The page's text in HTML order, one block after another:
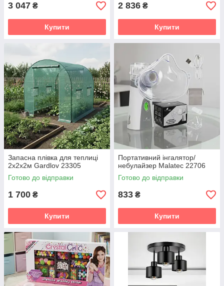
3 047 ₴
Купити
2 836 ₴
Купити
Запасна плівка для теплиці
2x2x2м Gardlov 23305
Готово до відправки
1 700 ₴
Купити
Портативний інгалятор/
небулайзер Malatec 22706
Готово до відправки
833 ₴
Купити